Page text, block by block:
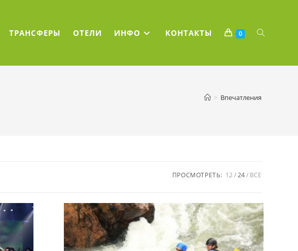
ТРАНСФЕРЫ ОТЕЛИ ИНФО КОНТАКТЫ 0
ПОИСК
ПО
САЙТУ
> Впечатления
ПРОСМОТРЕТЬ: 12 24 ВСЕ